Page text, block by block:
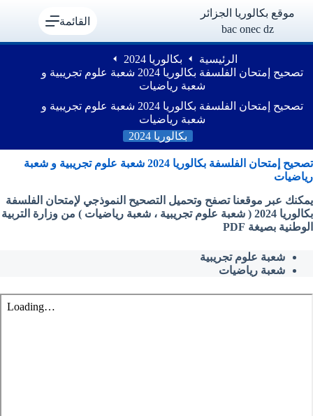
موقع بكالوريا الجزائر
bac onec dz
القائمة
الرئيسية
بكالوريا 2024
تصحيح إمتحان الفلسفة بكالوريا 2024 شعبة علوم تجريبية و
شعبة رياضيات
تصحيح إمتحان الفلسفة بكالوريا 2024 شعبة علوم تجريبية و
شعبة رياضيات
بكالوريا 2024
تصحيح إمتحان
الفلسفة بكالوريا 2024 شعبة علوم تجريبية و شعبة
رياضيات
يمكنك عبر موقعنا تصفح وتحميل التصحيح النموذجي لإمتحان الفلسفة
بكالوريا 2024 ( شعبة علوم تجريبية ، شعبة رياضيات ) من وزارة التربية
الوطنية بصيغة PDF
شعبة علوم تجريبية
شعبة رياضيات